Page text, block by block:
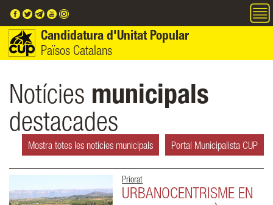
Candidatura d'Unitat Popular
Països Catalans
Notícies municipals
destacades
Mostra totes les notícies municipals Portal Municipalista CUP
Priorat
URBANOCENTRISME EN